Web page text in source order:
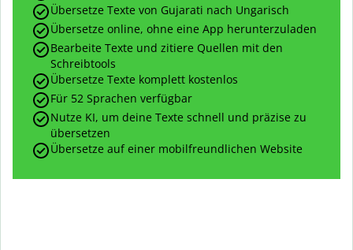
Übersetze Texte von Gujarati nach Ungarisch
Übersetze online, ohne eine App herunterzuladen
Bearbeite Texte und zitiere Quellen mit den
Schreibtools
Übersetze Texte komplett kostenlos
Für 52 Sprachen verfügbar
Nutze KI, um deine Texte schnell und präzise zu
übersetzen
Übersetze auf einer mobilfreundlichen Website